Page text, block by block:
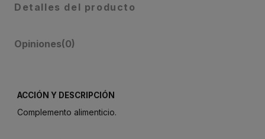
Detalles del producto
Opiniones(0)
ACCIÓN Y DESCRIPCIÓN
Complemento alimenticio.